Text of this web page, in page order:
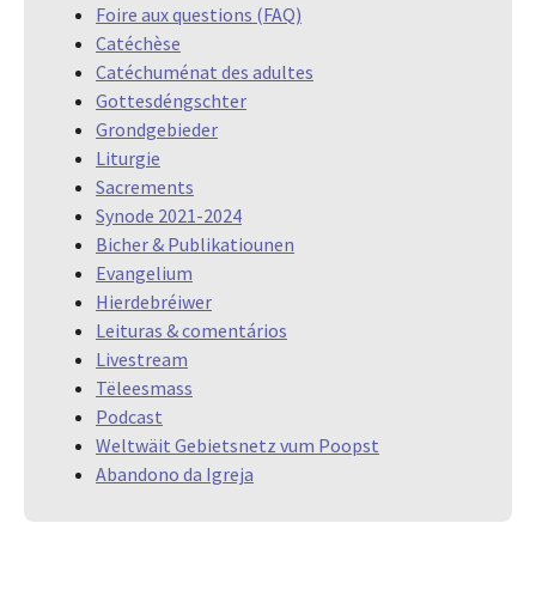
Foire aux questions (FAQ)
Catéchèse
Catéchuménat des adultes
Gottesdéngschter
Grondgebieder
Liturgie
Sacrements
Synode 2021-2024
Bicher & Publikatiounen
Evangelium
Hierdebréiwer
Leituras & comentários
Livestream
Tëleesmass
Podcast
Weltwäit Gebietsnetz vum Poopst
Abandono da Igreja